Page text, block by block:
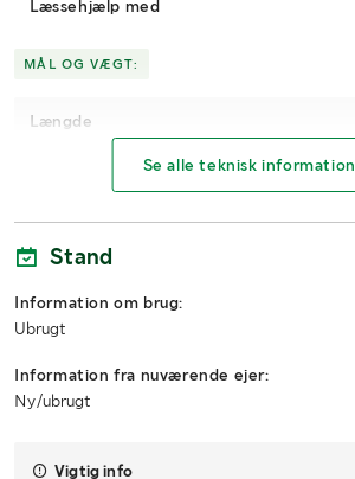
Læssehjælp med
MÅL OG VÆGT:
Længde
Se alle teknisk information
Stand
Information om brug:
Ubrugt
Information fra nuværende ejer:
Ny/ubrugt
Vigtig info